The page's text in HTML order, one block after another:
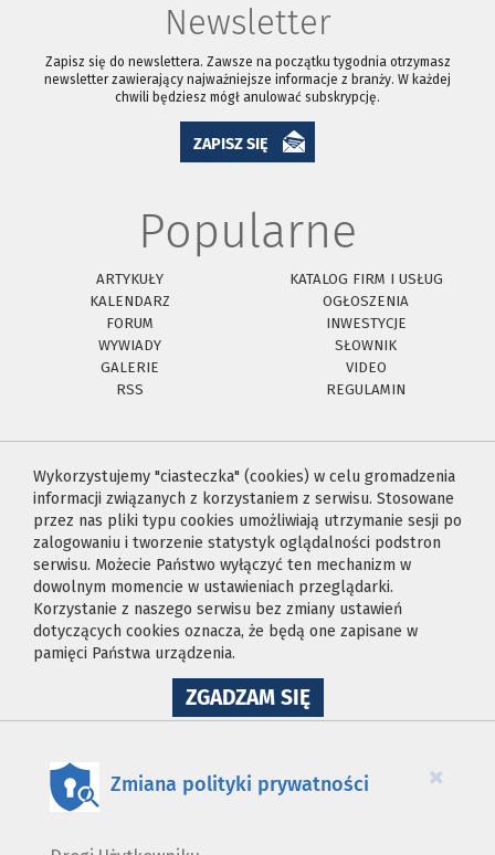
Newsletter
Zapisz się do newslettera. Zawsze na początku tygodnia otrzymasz
newsletter zawierający najważniejsze informacje z branży. W każdej
chwili będziesz mógł anulować subskrypcję.
ZAPISZ SIĘ
Popularne
ARTYKUŁY
KATALOG FIRM I USŁUG
KALENDARZ
OGŁOSZENIA
FORUM
INWESTYCJE
WYWIADY
SŁOWNIK
GALERIE
VIDEO
RSS
REGULAMIN
Wykorzystujemy "ciasteczka" (cookies) w celu gromadzenia
informacji związanych z korzystaniem z serwisu. Stosowane
przez nas pliki typu cookies umożliwiają utrzymanie sesji po
zalogowaniu i tworzenie statystyk oglądalności podstron
serwisu. Możecie Państwo wyłączyć ten mechanizm w
dowolnym momencie w ustawieniach przeglądarki.
Korzystanie z naszego serwisu bez zmiany ustawień
dotyczących cookies oznacza, że będą one zapisane w
pamięci Państwa urządzenia.
ZGADZAM SIĘNA
WYKORZYSTANIE
×
Zmiana polityki prywatności